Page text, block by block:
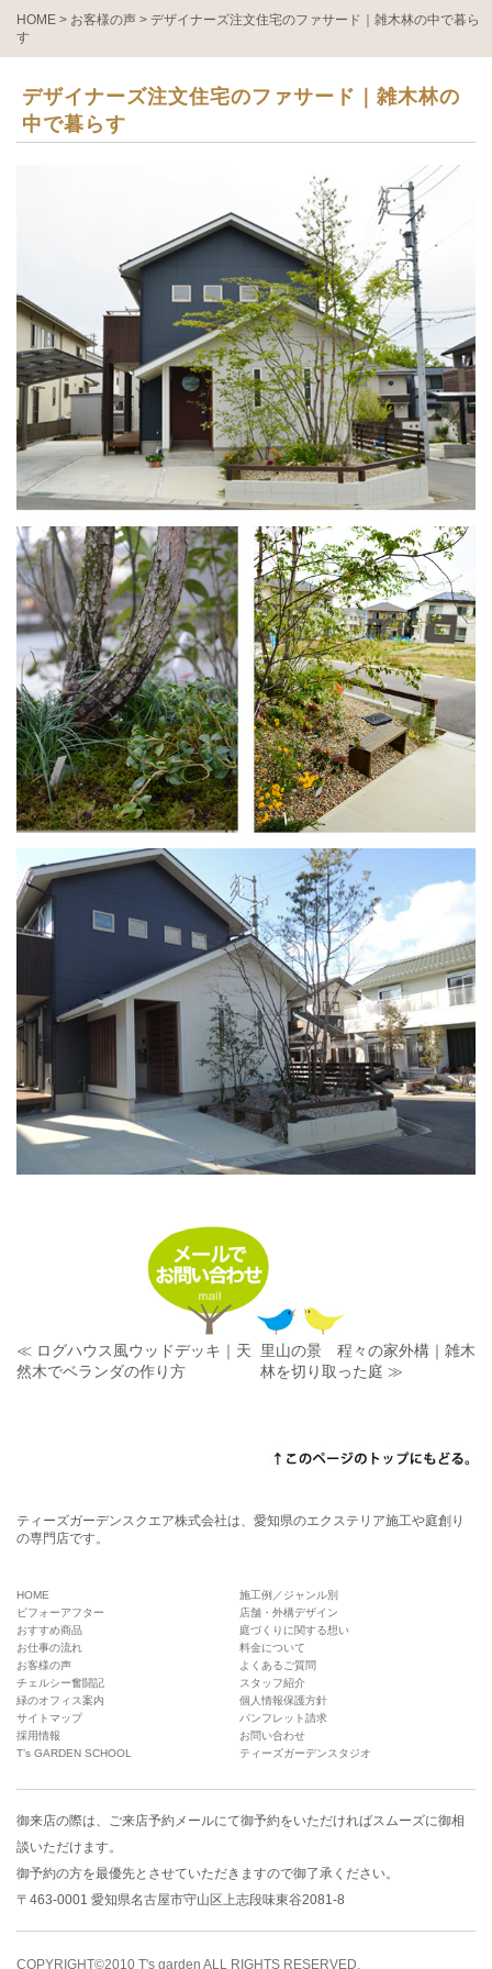
HOME > お客様の声 > デザイナーズ注文住宅のファサード｜雑木林の中で暮ら
す
デザイナーズ注文住宅のファサード｜雑木林の
中で暮らす
≪ ログハウス風ウッドデッキ｜天
然木でベランダの作り方
里山の景 程々の家外構｜雑木
林を切り取った庭 ≫
ティーズガーデンスクエア株式会社は、愛知県のエクステリア施工や庭創り
の専門店です。
HOME
施工例／ジャンル別
ビフォーアフター
店舗・外構デザイン
おすすめ商品
庭づくりに関する想い
お仕事の流れ
料金について
お客様の声
よくあるご質問
チェルシー奮闘記
スタッフ紹介
緑のオフィス案内
個人情報保護方針
サイトマップ
パンフレット請求
採用情報
お問い合わせ
T’s GARDEN SCHOOL
ティーズガーデンスタジオ
御来店の際は、 ご来店予約メールにて御予約をいただければスムーズに御相
談いただけます。
御予約の方を最優先とさせていただきますので御了承ください。
〒463-0001 愛知県名古屋市守山区上志段味東谷2081-8
COPYRIGHT©2010 T's garden ALL RIGHTS RESERVED.